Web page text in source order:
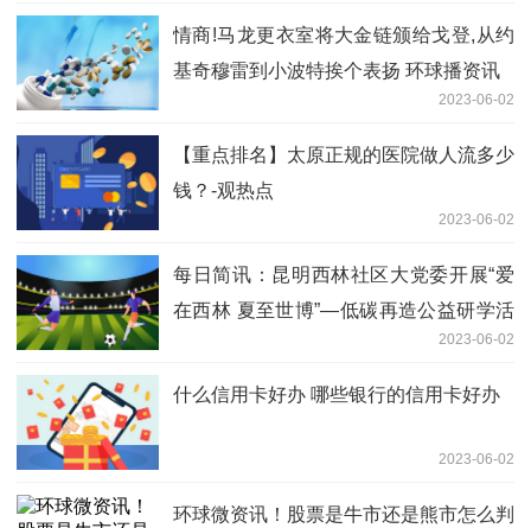
情商!马龙更衣室将大金链颁给戈登,从约
基奇穆雷到小波特挨个表扬 环球播资讯
2023-06-02
【重点排名】太原正规的医院做人流多少
钱？-观热点
2023-06-02
每日简讯：昆明西林社区大党委开展“爱
在西林 夏至世博”—低碳再造公益研学活
2023-06-02
什么信用卡好办 哪些银行的信用卡好办
2023-06-02
环球微资讯！股票是牛市还是熊市怎么判